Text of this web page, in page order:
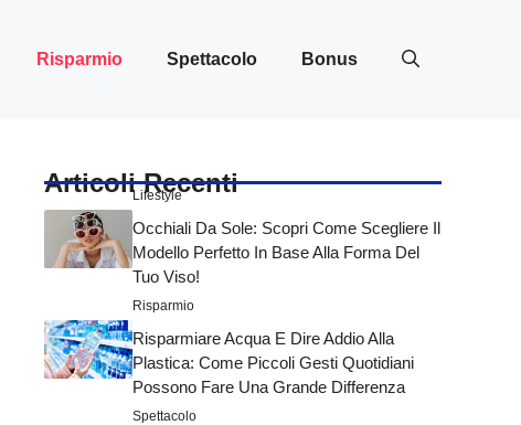
Risparmio Spettacolo Bonus
Articoli Recenti
Lifestyle
Occhiali Da Sole: Scopri Come Scegliere Il
Modello Perfetto In Base Alla Forma Del
Tuo Viso!
Risparmio
Risparmiare Acqua E Dire Addio Alla
Plastica: Come Piccoli Gesti Quotidiani
Possono Fare Una Grande Differenza
Spettacolo